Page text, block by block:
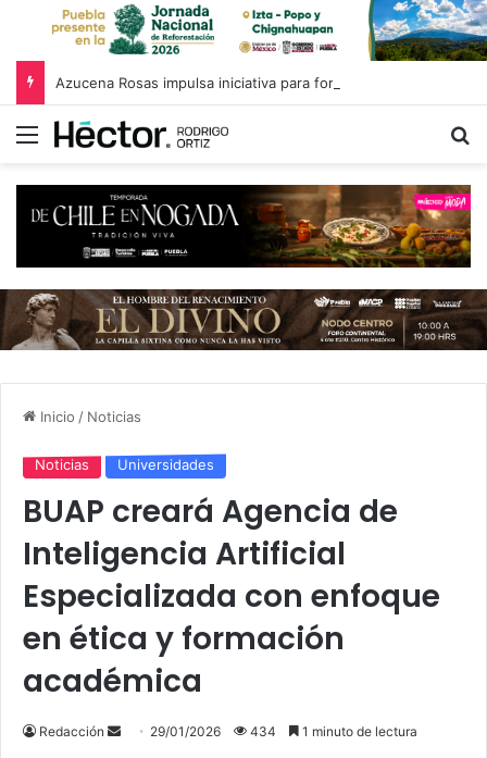
Menú
Inicio / Noticias
Noticias Universidades
BUAP creará Agencia de
Inteligencia Artificial
Especializada con enfoque
en ética y formación
académica
Redacción
Send 29/01/2026 434 1 minuto de lectura